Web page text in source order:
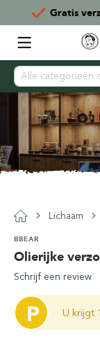
Gratis
Lichaam
Olierijke
BBEAR
Schrijf een review
P U krijgt